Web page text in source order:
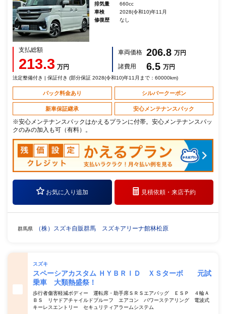
排気量
660cc
車検
2028(令和10)年11月
修復歴
なし
支払総額
213.3 万円
車両価格 206.8 万円
諸費用
6.5 万円
法定整備付き | 保証付き (部分保証 2028(令和10)年11月まで：60000km)
パック料金あり シルバークーポン
新車保証継承 安心メンテナンスパック
※安心メンテナンスパックはかえるプランに付帯。安心メンテナンスパッ
クのみの加入も可（有料）。
お気に入り追加 見積依頼・来店予約
群馬県 （株）スズキ自販群馬 スズキアリーナ館林松原
スズキ
スペーシアカスタム ＨＹＢＲＩＤ ＸＳターボ 元試
乗車 大類熱盛祭！
歩行者傷害軽減ボディー 運転席・助手席ＳＲＳエアバッグ ＥＳＰ ４輪Ａ
ＢＳ リヤドアチャイルドプルーフ エアコン パワーステアリング 電波式
キーレスエントリー セキュリティアラームシステム